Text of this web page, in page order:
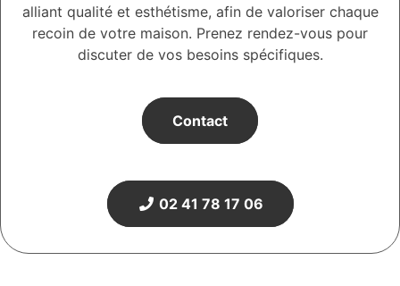
alliant qualité et esthétisme, afin de valoriser chaque
recoin de votre maison. Prenez rendez-vous pour
discuter de vos besoins spécifiques.
Contact
02 41 78 17 06